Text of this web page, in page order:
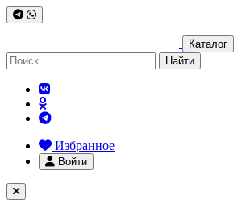
Каталог
Найти
Избранное
Войти